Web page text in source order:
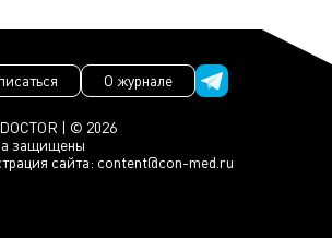
| © 2026
защищены
сайта: content@con-med.ru
О журнале